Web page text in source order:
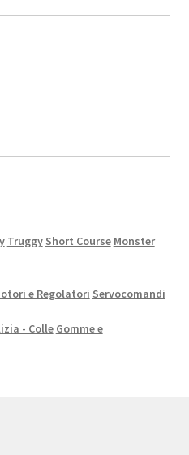
Truggy Short Course Monster
e Regolatori Servocomandi
- Colle Gomme e